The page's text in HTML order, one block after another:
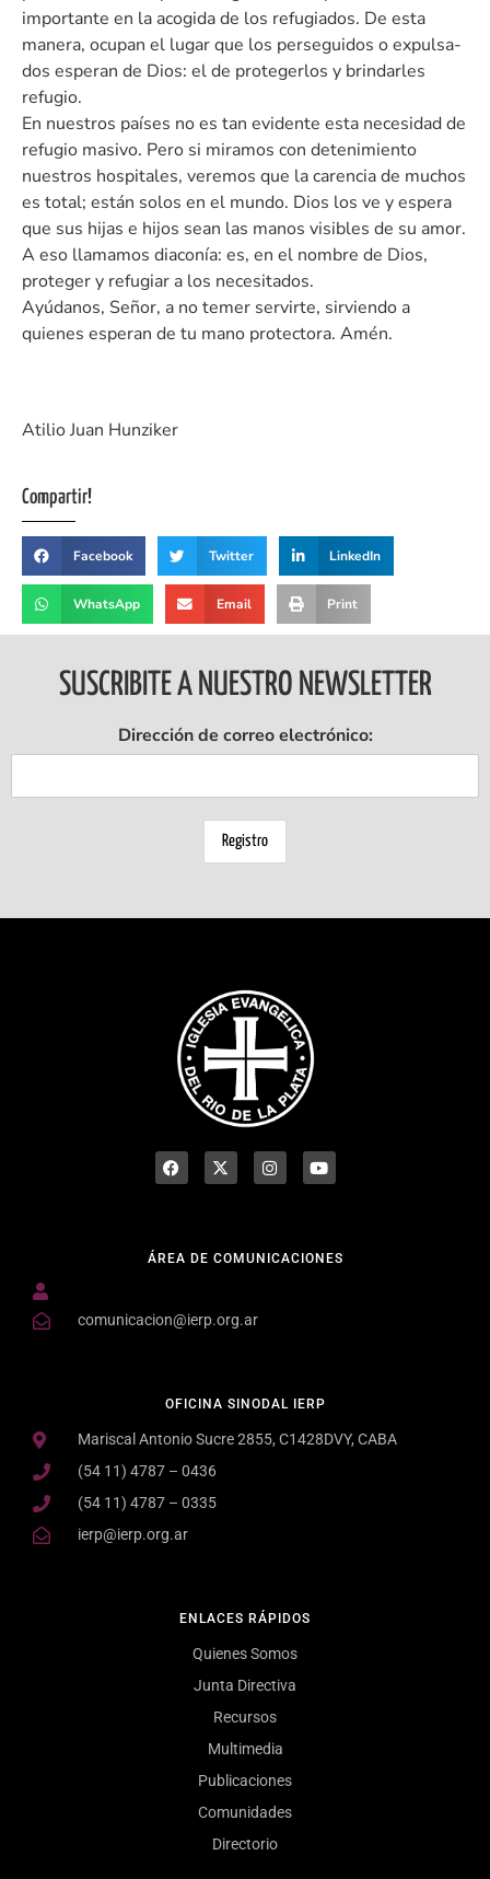
importante en la acogida de los refugiados. De esta
manera, ocupan el lugar que los perseguidos o expulsa-
dos esperan de Dios: el de protegerlos y brindarles
refugio.
En nuestros países no es tan evidente esta necesidad de
refugio masivo. Pero si miramos con detenimiento
nuestros hospitales, veremos que la carencia de muchos
es total; están solos en el mundo. Dios los ve y espera
que sus hijas e hijos sean las manos visibles de su amor.
A eso llamamos diaconía: es, en el nombre de Dios,
proteger y refugiar a los necesitados.
Ayúdanos, Señor, a no temer servirte, sirviendo a
quienes esperan de tu mano protectora. Amén.
Atilio Juan Hunziker
Compartir!
Facebook Twitter LinkedIn
WhatsApp Email Print
SUSCRIBITE A NUESTRO NEWSLETTER
Dirección de correo electrónico:
ENLACES RÁPIDOS
Quienes Somos
Junta Directiva
Recursos
Multimedia
Publicaciones
Comunidades
Directorio
OFICINA SINODAL IERP
Mariscal Antonio Sucre 2855, C1428DVY, CABA
(54 11) 4787 – 0436
(54 11) 4787 – 0335
ierp@ierp.org.ar
ÁREA DE COMUNICACIONES
comunicacion@ierp.org.ar